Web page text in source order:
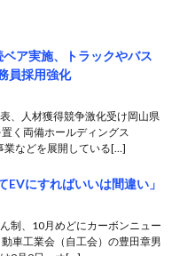
ア実施、トラックやバス
員採用強化
、人材獲得競争激化受け岡山県
く両備ホールディングス
業などを展開している[…]
EVにすればいいは間違い」
制、10月めどにカーボンニュー
車工業会（自工会）の豊田章男